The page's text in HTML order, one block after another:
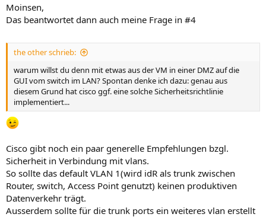
Moinsen,
Das beantwortet dann auch meine Frage in #4
the other schrieb:
warum willst du denn mit etwas aus der VM in einer DMZ auf die
GUI vom switch im LAN? Spontan denke ich dazu: genau aus
diesem Grund hat cisco ggf. eine solche Sicherheitsrichtlinie
implementiert...
Cisco gibt noch ein paar generelle Empfehlungen bzgl.
Sicherheit in Verbindung mit vlans.
So sollte das default VLAN 1(wird idR als trunk zwischen
Router, switch, Access Point genutzt) keinen produktiven
Datenverkehr trägt.
Ausserdem sollte für die trunk ports ein weiteres vlan erstellt